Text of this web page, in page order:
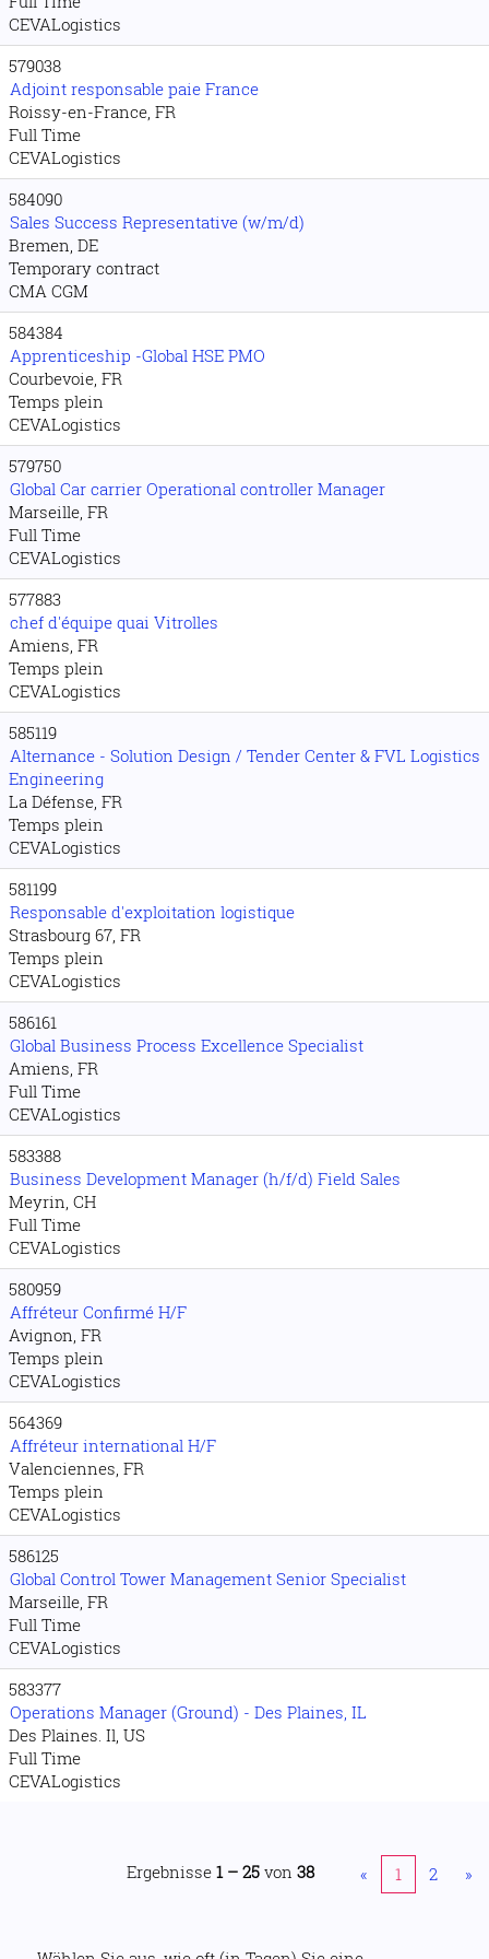
CEVALogistics
579038
Adjoint responsable paie France
Roissy-en-France, FR
Full Time
CEVALogistics
584090
Sales Success Representative (w/m/d)
Bremen, DE
Temporary contract
CMA CGM
584384
Apprenticeship -Global HSE PMO
Courbevoie, FR
Temps plein
CEVALogistics
579750
Global Car carrier Operational controller Manager
Marseille, FR
Full Time
CEVALogistics
577883
chef d'équipe quai Vitrolles
Amiens, FR
Temps plein
CEVALogistics
585119
Alternance - Solution Design / Tender Center & FVL Logistics
Engineering
La Défense, FR
Temps plein
CEVALogistics
581199
Responsable d'exploitation logistique
Strasbourg 67, FR
Temps plein
CEVALogistics
586161
Global Business Process Excellence Specialist
Amiens, FR
Full Time
CEVALogistics
583388
Business Development Manager (h/f/d) Field Sales
Meyrin, CH
Full Time
CEVALogistics
580959
Affréteur Confirmé H/F
Avignon, FR
Temps plein
CEVALogistics
564369
Affréteur international H/F
Valenciennes, FR
Temps plein
CEVALogistics
586125
Global Control Tower Management Senior Specialist
Marseille, FR
Full Time
CEVALogistics
583377
Operations Manager (Ground) - Des Plaines, IL
Des Plaines. Il, US
Full Time
CEVALogistics
Ergebnisse 1 – 25 von 38 « 1 2 »